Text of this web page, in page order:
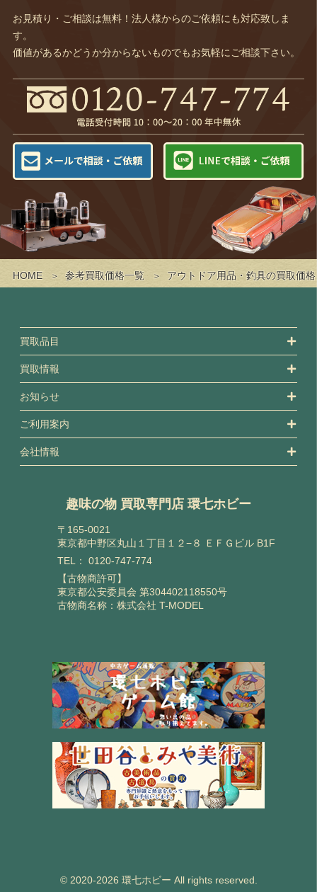
HOME 参考買取価格一覧 アウトドア用品・釣具の買取価格
お見積り・ご相談は無料！法人様からのご依頼にも対応致しま
す。
価値があるかどうか分からないものでもお気軽にご相談下さい。
買取品目
買取情報
お知らせ
ご利用案内
会社情報
趣味の物 買取専門店 環七ホビー
〒165-0021
東京都中野区丸山１丁目１２−８ ＥＦＧビル B1F
TEL： 0120-747-774
【古物商許可】
東京都公安委員会 第304402118550号
古物商名称：株式会社 T-MODEL
© 2020-2026 環七ホビー All rights reserved.